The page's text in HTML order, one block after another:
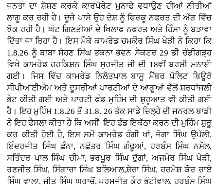
ਜਨਤਾ ਦਾ ਸ਼ੋਸ਼ਣ ਕਰਕੇ ਕਾਰਪੋਰੇਟ ਮੁਨਾਫੇ ਵਧਾਉਣ ਦੀਆਂ ਨੀਤੀਆਂ
ਲਾਗੂ ਕਰ ਰਹੀ ਹੈ। ਦੂਜੇ ਪਾਸੇ ਉਹ ਦੇਸ਼ ਨੂੰ ਫਿਰਕੂ ਨਫਰਤ ਦੀ ਅੱਗ ਵਿੱਚ
ਝੋਕ ਰਹੀ ਹੈ। ਘੱਟ ਗਿਣਤੀਆਂ ਦੇ ਖਿਲਾਫ ਨਫਰਤ ਅਤੇ ਹਿੰਸਾ ਨੂੰ ਬੜਾਵਾ
ਦਿੱਤਾ ਜਾ ਰਿਹਾ ਹੈ। ਇਸ ਮੌਕੇ ਕਾਮਰੇਡ ਚਮਕੌਰ ਸਿੰਘ ਖੇੜੀ ਨੇ ਕਿਹਾ ਕਿ
1.8.26 ਨੂੰ ਬਾਬਾ ਸੋਹਣ ਸਿੰਘ ਭਕਨਾ ਭਵਨ ਸੈਕਟਰ 29 ਡੀ ਚੰਡੀਗੜ੍ਹ
ਵਿਖੇ ਕਾਮਰੇਡ ਹਰਕਿਸ਼ਨ ਸਿੰਘ ਸੁਰਜੀਤ ਜੀ ਦੀ 18ਵੀਂ ਬਰਸੀ ਮਨਾਈ
ਗਈ। ਜਿਸ ਵਿੱਚ ਕਾਮਰੇਡ ਨਿਲੋਤਪਾਲ ਬਾਸੂ ਮੈਂਬਰ ਪੋਲਿਟ ਬਿਊਰੋ
ਸੀਪੀਆਈਐਮ ਅਤੇ ਦੂਸਰੀਆਂ ਪਾਰਟੀਆਂ ਦੇ ਆਗੂਆਂ ਵੱਲੋਂ ਸ਼ਰਧਾਂਜਲੀ
ਭੇਟ ਕੀਤੀ ਗਈ ਅਤੇ ਪਾਰਟੀ ਫੰਡ ਮੁਹਿੰਮ ਦੀ ਸ਼ੁਰੂਆਤ ਵੀ ਕੀਤੀ ਗਈ
ਹੈ। ਇਹ ਮੁਹਿੰਮ 1.8.26 ਤੋਂ 31.8. 26 ਤੱਕ ਸਾਡੇ ਜ਼ਿਲ੍ਹੇ ਦੀ ਜਨਰਲ ਬਾਡੀ
ਨੇ ਇਹ ਫੈਸਲਾ ਕੀਤਾ ਹੈ ਕਿ ਅਸੀਂ ਇਹ ਫੰਡ ਇਕੱਠਾ ਕਰਨ ਦੀ ਮੁਹਿੰਮ ਸ਼ੁਰੂ
ਕਰ ਕੀਤੀ ਹੋਈ ਹੈ, ਇਸ ਸਮੇਂ ਕਾਮਰੇਡ ਹੰਗੀ ਖਾਂ, ਜੋਗਾ ਸਿੰਘ ਉਪੱਲੀ,
ਇੰਦਰਜੀਤ ਸਿੰਘ ਛੰਨਾ, ਨਛੱਤਰ ਸਿੰਘ ਗੰਢੂਆਂ, ਹਰਬੰਸ ਸਿੰਘ ਨਮੋਲ,
ਸਤਿੰਦਰ ਪਾਲ ਸਿੰਘ ਚੀਮਾ, ਭਰਪੂਰ ਸਿੰਘ ਦੁੱਗਾਂ, ਅਜਮੇਰ ਸਿੰਘ ਖੇੜੀ,
ਰਣਜੀਤ ਸਿੰਘ, ਸਿੰਗਾਰਾ ਸਿੰਘ ਬਲਿਆਲ,ਸ਼ੇਰਾ ਸਿੰਘ, ਹਰਮੇਸ਼ ਕੌਰ ਰਾਏ
ਸਿੰਘ ਵਾਲਾ, ਜੀਤ ਸਿੰਘ ਘਰਾਚੋਂ, ਪਰਮਜੀਤ ਕੌਰ ਭੱਟੀਵਾਲ, ਹਰਬੰਸ ਸਿੰਘ